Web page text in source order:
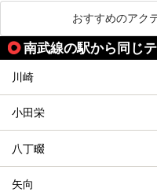
おすすめのアク
南武線の駅から同じ
川崎
小田栄
八丁畷
矢向